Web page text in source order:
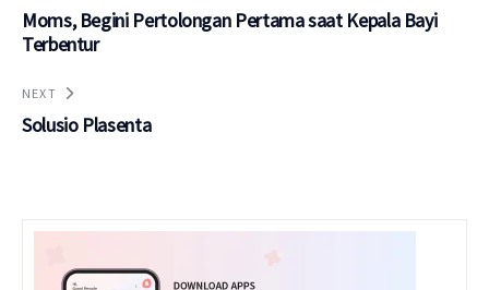
Moms, Begini Pertolongan Pertama saat Kepala Bayi
Terbentur
NEXT
Solusio Plasenta